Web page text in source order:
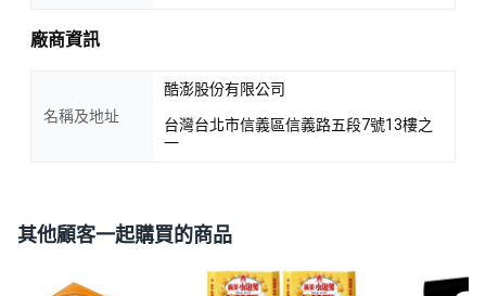
廠商資訊
名稱及地址
酷澎股份有限公司
台灣台北市信義區信義路五段7號13樓之
一
其他顧客一起購買的商品